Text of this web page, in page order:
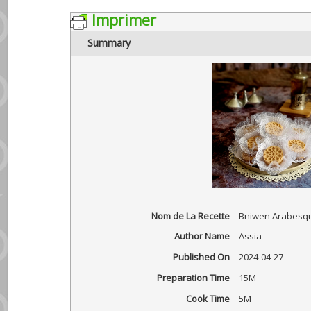
Imprimer
Summary
Nom de La Recette
Bniwen
Author Name
Assia
Published On
2024-04-27
Preparation Time
15M
Cook Time
5M